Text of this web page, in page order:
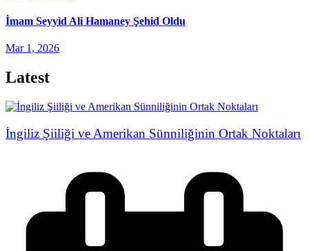
İmam Seyyid Ali Hamaney Şehid Oldu
Mar 1, 2026
Latest
İngiliz Şiiliği ve Amerikan Sünniliğinin Ortak Noktaları